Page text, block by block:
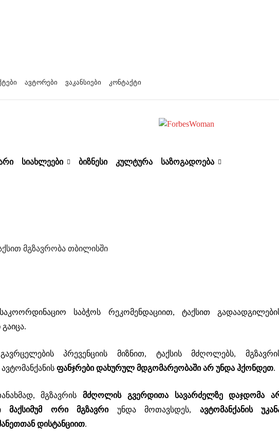
ავტორები ვაკანსიები კონტაქტი
ᲡᲘᲐᲮᲚᲔᲔᲑᲘ ᲑᲘᲖᲜᲔᲡᲘ ᲙᲣᲚᲢᲣᲠᲐ ᲡᲐᲖᲝᲒᲐᲓᲝᲔᲑᲐ
მგზავრობა თბილისში
საბჭოს რეკომენდაციით, ტაქსით
პრევენციის მიზნით, ტაქსის მძღოლებს,
ფანჯრები დახურულ მდგომარეობაში არ უნდა ჰქონდეთ.
მგზავრისმძღოლის გვერდითა სავარძელზე დაჯდომა
მაქსიმუმ ორი მგზავრიუნდა მოთავსდეს, ავტომანქანის
დისტანციით.